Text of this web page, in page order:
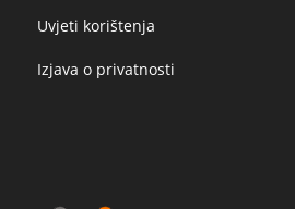
Uvjeti korištenja
Izjava o privatnosti